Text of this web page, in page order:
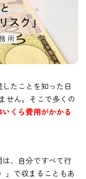
たことを知った日
せん。そこで多くの
いくら費用がかかる
、自分ですべて行
」で収まることもあ